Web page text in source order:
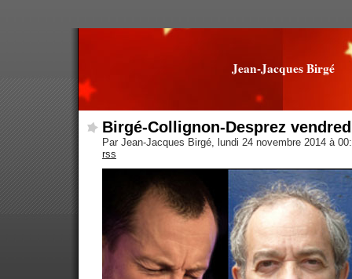
Jean-Jacques Birgé
Birgé-Collignon-Desprez
Par Jean-Jacques Birgé, lundi 24 novembre 2014 à
rss